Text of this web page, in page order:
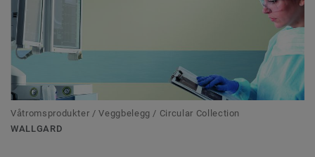
Våtromsprodukter / Veggbelegg / Circular Collection
WALLGARD